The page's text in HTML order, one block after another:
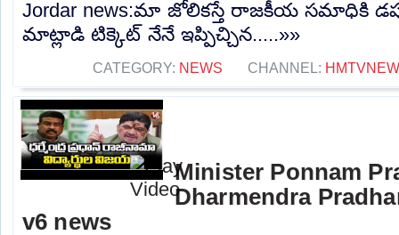
Jordar news:మా జోలికస్తే రాజకీయ సమాధికి
మాట్లాడి టిక్కెట్ నేనే ఇప్పిచ్చిన.....»»
CATEGORY: NEWS CHANNEL:
Minister Ponnam
Dharmendra
v6 news